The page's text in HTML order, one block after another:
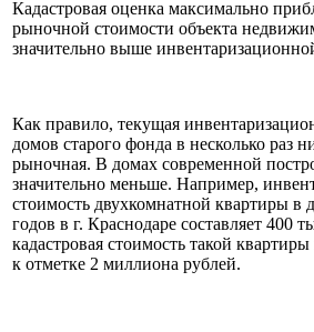
Кадастровая оценка максимально
рыночной стоимости объекта
значительно выше
Как правило, текущая
домов старого фонда в несколько раз
рыночная. В домах современной
значительно меньше. Например,
стоимость двухкомнатной квартиры в
годов в г. Краснодаре составляет 400
кадастровая стоимость такой
к отметке 2 миллиона рублей.